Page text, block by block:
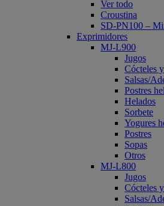
Ver todo
Croustina
SD-PN100 –
Exprimidores
MJ-L900
Jugos
Cócteles
Salsas/
Postres
Helados
Sorbete
Yogures
Postres
Sopas
Otros
MJ-L800
Jugos
Cócteles
Salsas/